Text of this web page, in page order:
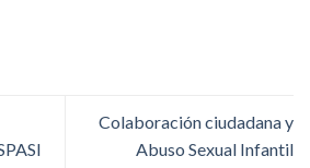
Colaboración ciudadana y
Abuso Sexual Infantil